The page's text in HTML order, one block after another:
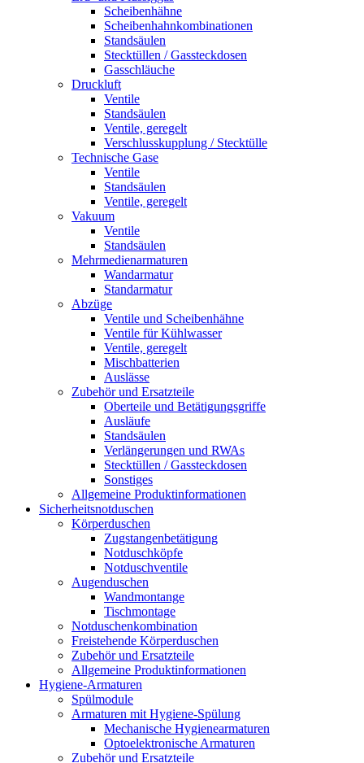
Scheibenhähne
Scheibenhahnkombinationen
Standsäulen
Stecktüllen / Gassteckdosen
Gasschläuche
Druckluft
Ventile
Standsäulen
Ventile, geregelt
Verschlusskupplung / Stecktülle
Technische Gase
Ventile
Standsäulen
Ventile, geregelt
Vakuum
Ventile
Standsäulen
Mehrmedienarmaturen
Wandarmatur
Standarmatur
Abzüge
Ventile und Scheibenhähne
Ventile für Kühlwasser
Ventile, geregelt
Mischbatterien
Auslässe
Zubehör und Ersatzteile
Oberteile und Betätigungsgriffe
Ausläufe
Standsäulen
Verlängerungen und RWAs
Stecktüllen / Gassteckdosen
Sonstiges
Allgemeine Produktinformationen
Sicherheitsnotduschen
Körperduschen
Zugstangenbetätigung
Notduschköpfe
Notduschventile
Augenduschen
Wandmontange
Tischmontage
Notduschenkombination
Freistehende Körperduschen
Zubehör und Ersatzteile
Allgemeine Produktinformationen
Hygiene-Armaturen
Spülmodule
Armaturen mit Hygiene-Spülung
Mechanische Hygienearmaturen
Optoelektronische Armaturen
Zubehör und Ersatzteile